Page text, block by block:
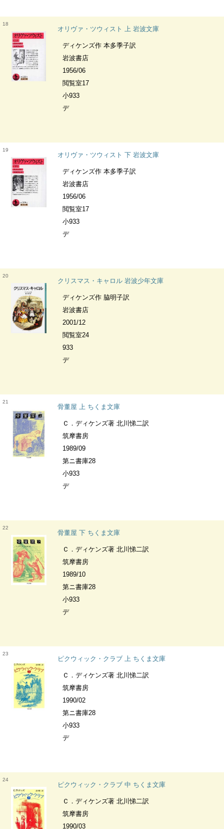
18
オリヴァ・ツウィスト 上 岩波文庫
ディケンズ作 本多季子訳
岩波書店
1956/06
閲覧室17
小933
デ
19
オリヴァ・ツウィスト 下 岩波文庫
ディケンズ作 本多季子訳
岩波書店
1956/06
閲覧室17
小933
デ
20
クリスマス・キャロル 岩波少年文庫
ディケンズ作 脇明子訳
岩波書店
2001/12
閲覧室24
933
デ
21
骨董屋 上 ちくま文庫
Ｃ．ディケンズ著 北川悌二訳
筑摩書房
1989/09
第ニ書庫28
小933
デ
22
骨董屋 下 ちくま文庫
Ｃ．ディケンズ著 北川悌二訳
筑摩書房
1989/10
第ニ書庫28
小933
デ
23
ピクウィック・クラブ 上 ちくま文庫
Ｃ．ディケンズ著 北川悌二訳
筑摩書房
1990/02
第ニ書庫28
小933
デ
24
ピクウィック・クラブ 中 ちくま文庫
Ｃ．ディケンズ著 北川悌二訳
筑摩書房
1990/03